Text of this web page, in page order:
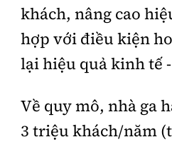
khách, nâng cao
hợp với điều kiện
lại hiệu quả kinh tế
Về quy mô, nhà ga
3 triệu khách/năm